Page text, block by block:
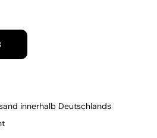
innerhalb Deutschlands